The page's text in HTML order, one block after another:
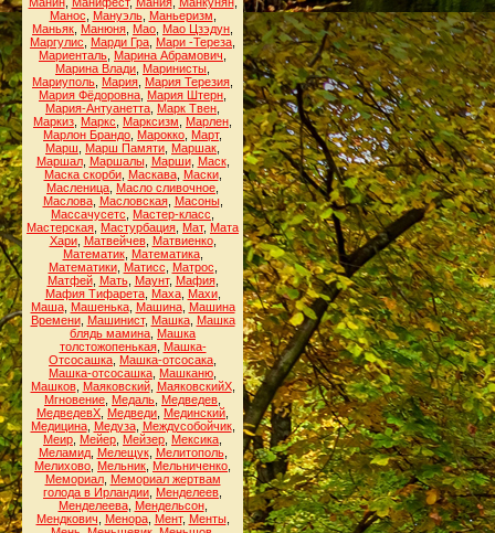
Манос
Мануэль, Маньеризм
Маньяк Манюня Мао Мао Цзэдун
Маргулис
Марди Гра Мари -Тереза
Мариенталь Марина Абрамович
Марина Влади Маринисты
Мариуполь Мария Мария Терезия
Мария Фёдоровна Мария Штерн
Мария-Антуанетта Марк Твен
Маркиз Маркс Марксизм Марлен
Марлон Брандо Марокко Март,
Марш
Марш Памяти Маршак
Маршал, Маршалы, Марши, Маск,
Маска скорби, Маскава, Маски,
Масленица Масло сливочное
Маслова, Масловская, Масоны,
Массачусетс
Мастер-класс
Мастерская Мастурбация Мат, Мата
Хари, Матвейчев, Матвиенко,
Математик, Математика,
Математики, Матисс Матрос
Матфей, Мать, Маунт, Мафия,
Мафия Тифарета, Маха, Махи,
Маша, Машенька, Машина, Машина
Времени, Машинист, Машка, Машка
блядь мамина Машка
толстожопенькая, Машка-
Отсосашка Машка-отсосака
Машка-отсосашка Машканю
Машков, Маяковский, МаяковскийХ,
Мгновение Медаль Медведев
МедведевХ Медведи Мединский
Медицина, Медуза, Междусобойчик,
Меир Мейер Мейзер Мексика
Меламид, Мелещук, Мелитополь,
Мелихово Мельник Мельниченко
Мемориал, Мемориал жертвам
голода в Ирландии Менделеев
Менделеева, Мендельсон,
Мендкович
Менора, Мент, Менты,